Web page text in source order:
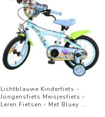
Lichtblauwe Kinderfiets -
Jongensfiets Meisjesfiets -
Leren Fietsen - Met Bluey ...